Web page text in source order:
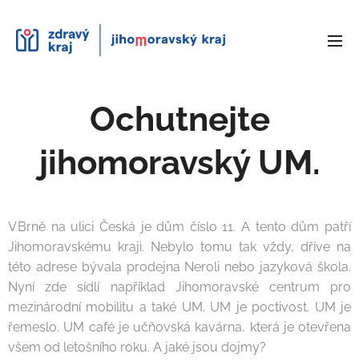
Ochutnejte
jihomoravský UM.
V Brně na ulici Česká je dům číslo 11. A tento dům patří
Jihomoravskému kraji. Nebylo tomu tak vždy, dříve na
této adrese bývala prodejna Neroli nebo jazyková škola.
Nyní zde sídlí například Jihomoravské centrum pro
mezinárodní mobilitu a také UM. UM je poctivost. UM je
řemeslo. UM café je učňovská kavárna, která je otevřena
všem od letošního roku. A jaké jsou dojmy?